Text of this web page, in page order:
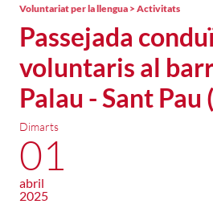
Passejada
voluntaris al
Palau - Sant Pau
Voluntariat per la llengua > Activitats
Dimarts
01
abril
2025